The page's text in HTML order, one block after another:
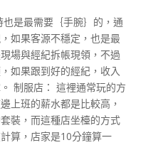
是最需要｛手腕｝的，通
如果客源不穩定，也是最
場與經紀拆帳現領，不過
如果跟到好的經紀，收入
制服店： 這裡通常玩的方
上班的薪水都是比較高，
裝，而這種店坐檯的方式
算，店家是10分鐘算一